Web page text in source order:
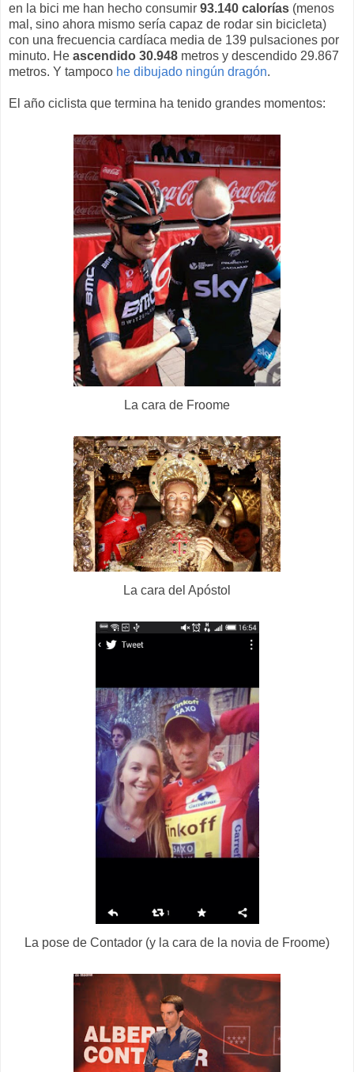
en la bici me han hecho consumir 93.140 calorías (menos
mal, sino ahora mismo sería capaz de rodar sin bicicleta)
con una frecuencia cardíaca media de 139 pulsaciones por
minuto. He ascendido 30.948 metros y descendido 29.867
metros. Y tampoco he dibujado ningún dragón.
El año ciclista que termina ha tenido grandes momentos:
La cara de Froome
La cara del Apóstol
La pose de Contador (y la cara de la novia de Froome)